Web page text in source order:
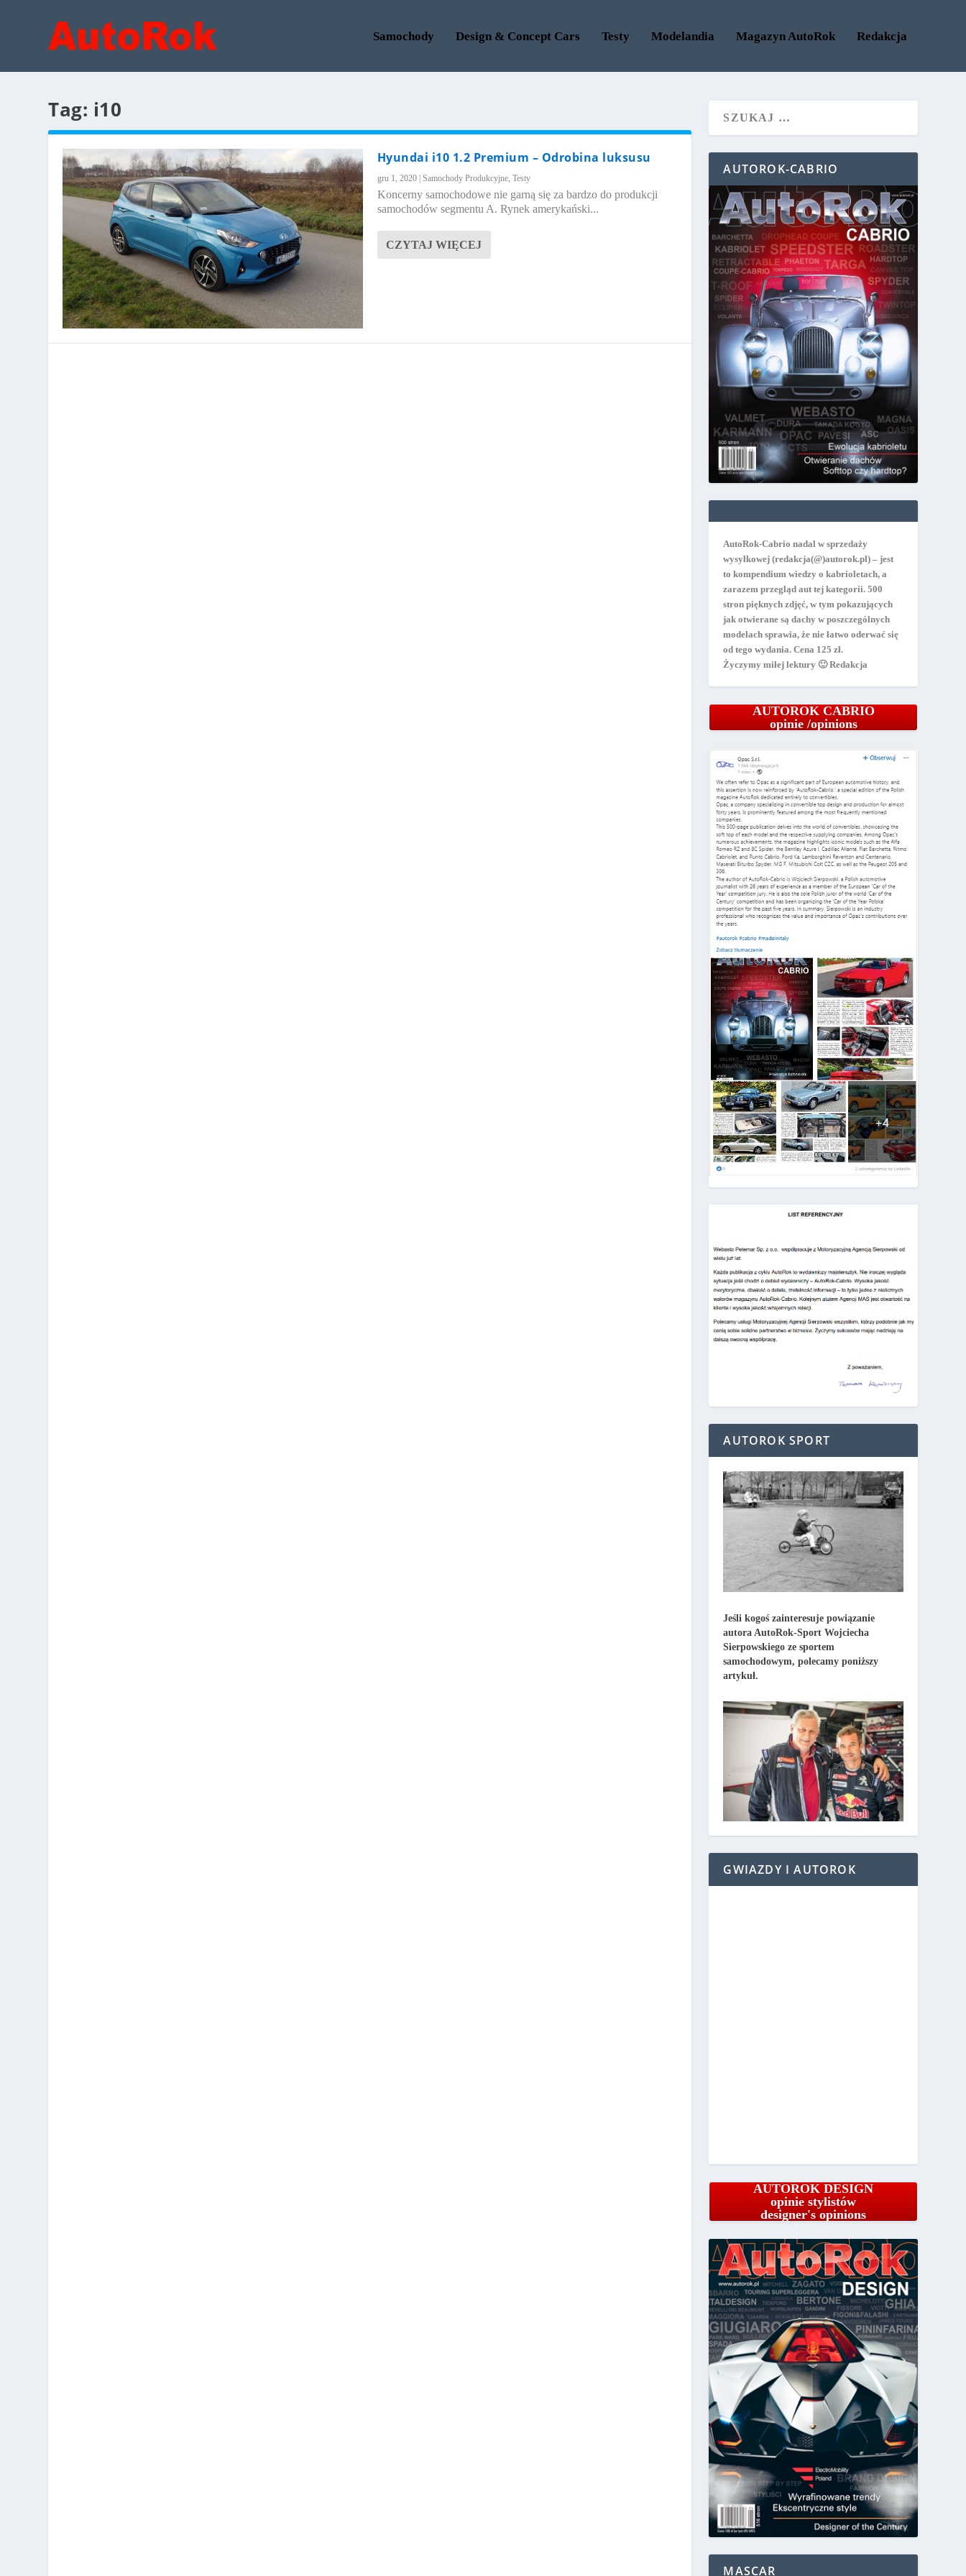
Samochody Design & Concept Cars Testy Modelandia Magazyn AutoRok Redakcja
Tag: i10
Hyundai i10 1.2 Premium – Odrobina luksusu
gru 1, 2020| Samochody Produkcyjne, Testy
Koncerny samochodowe nie garną się za bardzo do produkcji
samochodów segmentu A. Rynek amerykański...
CZYTAJ WIĘCEJ
AUTOROK-CABRIO
AutoRok-Cabrio nadal w sprzedaży
wysyłkowej(redakcja(@)autorok.pl) – jest
to kompendium wiedzy o kabrioletach, a
zarazem przegląd aut tej kategorii. 500
stron pięknych zdjęć, w tym pokazujących
jak otwierane są dachy w poszczególnych
modelach sprawia, że nie łatwo oderwać się
od tego wydania. Cena 125 zł.
Życzymy miłej lektury 🙂 Redakcja
AUTOROK CABRIO
opinie /opinions
AUTOROK SPORT
Jeśli kogoś zainteresuje powiązanie
autora AutoRok-Sport Wojciecha
Sierpowskiego ze sportem
samochodowym, polecamy poniższy
artykuł.
GWIAZDY I AUTOROK
AUTOROK DESIGN
opinie stylistów
designer's opinions
MASCAR